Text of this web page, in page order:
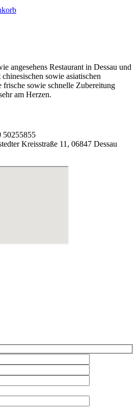
angesehens Restaurant in Dessau und
sowie asiatischen
sowie schnelle Zubereitung
am Herzen.
50255855
Kreisstraße 11, 06847 Dessau